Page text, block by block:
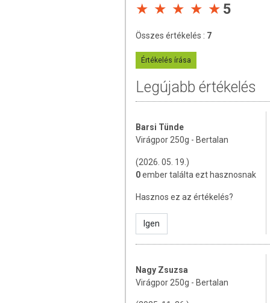
Az étrend-kiegészítők az érvényben
amelyek a hagyományos étrend
tápanyagokat. Bár az étrend-
eltérő lehet, jelölésük, megjelenítésük
A termék nem helyettesíti a
használatát konzultálja
a készítményt, ha az összetevők
5
Összes értékelés : 7
Értékelés írása
Legújabb értékelés
Barsi Tünde
Virágpor 250g - Bertalan
(2026. 05. 19.)
0ember találta ezt hasznosnak
Hasznos ez az értékelés?
Igen
Nagy Zsuzsa
Virágpor 250g - Bertalan